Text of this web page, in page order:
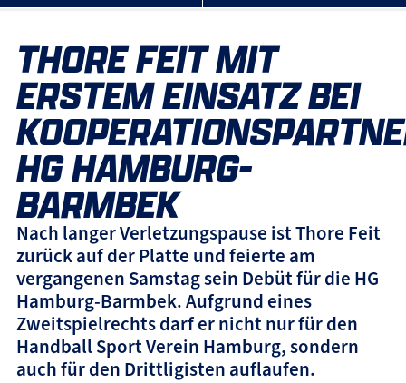
THORE FEIT MIT
ERSTEM EINSATZ BEI
HG HAMBURG-
BARMBEK
Nach langer Verletzungspause ist Thore Feit
zurück auf der Platte und feierte am
vergangenen Samstag sein Debüt für die HG
Hamburg-Barmbek. Aufgrund eines
Zweitspielrechts darf er nicht nur für den
Handball Sport Verein Hamburg, sondern
auch für den Drittligisten auflaufen.